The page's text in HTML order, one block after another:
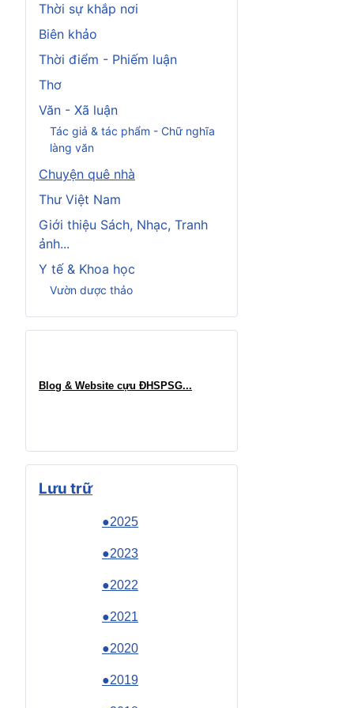
Thời sự khắp nơi
Biên khảo
Thời điểm - Phiếm luận
Thơ
Văn - Xã luận
Tác giả & tác phẩm - Chữ nghĩa
làng văn
Chuyện quê nhà
Thư Việt Nam
Giới thiệu Sách, Nhạc, Tranh
ảnh...
Y tế & Khoa học
Vườn dược thảo
Blog & Website cựu ĐHSPSG...
Lưu trữ
●2025
●2023
●2022
●2021
●2020
●2019